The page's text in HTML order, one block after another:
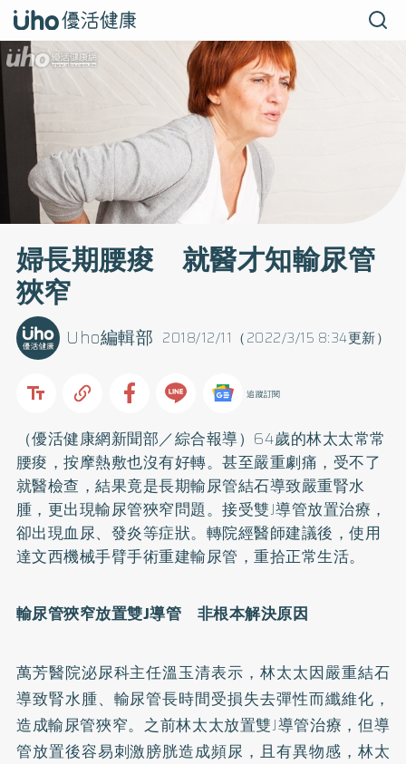
婦長期腰痠 就醫才知輸尿管
狹窄
2018/12/11（2022/3/15 8:34更新）
Uho編輯部
追蹤訂閱
（優活健康網新聞部／綜合報導）64歲的林太太常常
腰痠，按摩熱敷也沒有好轉。甚至嚴重劇痛，受不了
就醫檢查，結果竟是長期輸尿管結石導致嚴重腎水
腫，更出現輸尿管狹窄問題。接受雙J導管放置治療，
卻出現血尿、發炎等症狀。轉院經醫師建議後，使用
達文西機械手臂手術重建輸尿管，重拾正常生活。
輸尿管狹窄放置雙J導管 非根本解決原因
萬芳醫院泌尿科主任溫玉清表示，林太太因嚴重結石
導致腎水腫、輸尿管長時間受損失去彈性而纖維化，
造成輸尿管狹窄。之前林太太放置雙J導管治療，但導
管放置後容易刺激膀胱造成頻尿，且有異物感，林太